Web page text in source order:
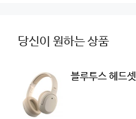
당신이 원하는 상품
블루투스 헤드